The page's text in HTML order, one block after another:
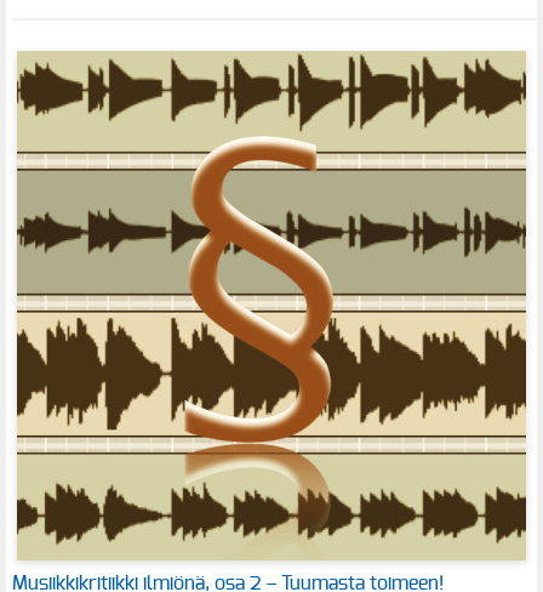
Musiikkikritiikki ilmiönä, osa 2 – Tuumasta toimeen!